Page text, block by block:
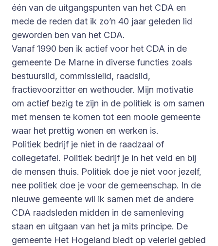
één van de uitgangspunten van het CDA en
mede de reden dat ik zo’n 40 jaar geleden lid
geworden ben van het CDA.
Vanaf 1990 ben ik actief voor het CDA in de
gemeente De Marne in diverse functies zoals
bestuurslid, commissielid, raadslid,
fractievoorzitter en wethouder. Mijn motivatie
om actief bezig te zijn in de politiek is om samen
met mensen te komen tot een mooie gemeente
waar het prettig wonen en werken is.
Politiek bedrijf je niet in de raadzaal of
collegetafel. Politiek bedrijf je in het veld en bij
de mensen thuis. Politiek doe je niet voor jezelf,
nee politiek doe je voor de gemeenschap. In de
nieuwe gemeente wil ik samen met de andere
CDA raadsleden midden in de samenleving
staan en uitgaan van het ja mits principe. De
gemeente Het Hogeland biedt op velerlei gebied